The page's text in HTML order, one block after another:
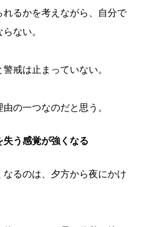
るかを考えながら、自分で
ない。
戒は止まっていない。
の一つなのだと思う。
う感覚が強くなる
るのは、夕方から夜にかけ